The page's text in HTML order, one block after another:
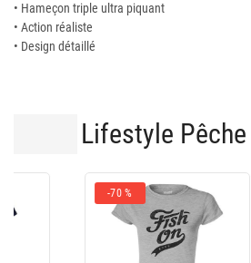
• Hameçon triple ultra piquant
• Action réaliste
• Design détaillé
Lifestyle